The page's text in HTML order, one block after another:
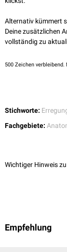
Sympathikus
pro Sekunde und
der sie umgebenden
ein und bestimmen –
Die vom Sinusknoten
Erregungsleitung
Alternativ kümmert
Deine zusätzlichen
vollständig zu
500 Zeichen
Stichworte:
Fachgebiete:
Wichtiger Hinweis
Empfehlung